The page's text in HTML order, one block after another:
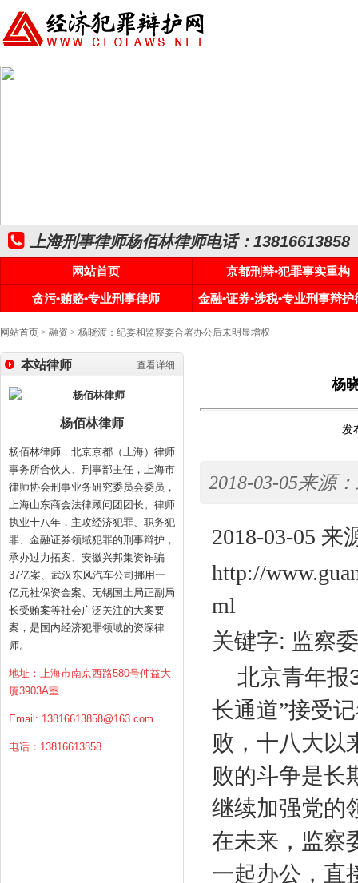
上海刑事律师杨佰林律师电话：13816613858
网站首页
京都刑辩•犯罪事实重构
贪污•贿赂•专业刑事律师
金融•证券•涉税•专业刑事辩护
网站首页 > 融资 > 杨晓渡：纪委和监察委合署办公后未明显增权
查看详细
本站律师
杨佰林律师
杨佰林律师，北京京都（上海）律师
事务所合伙人、刑事部主任，上海市
律师协会刑事业务研究委员会委员，
上海山东商会法律顾问团团长。律师
执业十八年，主攻经济犯罪、职务犯
罪、金融证券领域犯罪的刑事辩护，
承办过力拓案、安徽兴邦集资诈骗
37亿案、武汉东风汽车公司挪用一
亿元社保资金案、无锡国土局正副局
长受贿案等社会广泛关注的大案要
案，是国内经济犯罪领域的资深律
师。
地址：上海市南京西路580号仲益大
厦3903A室
Email: 13816613858@163.com
电话：13816613858
杨
发
2018-03-05来源
2018-03-05 来
http://
ml
关键字: 监察
北京青年报
长通道”接受
败，十八大以
败的斗争是长
继续加强党的
在未来，监察
一起办公，直